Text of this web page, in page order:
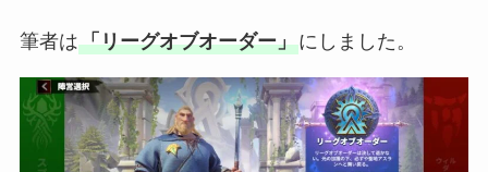
筆者は「リーグオブオーダー」にしました。